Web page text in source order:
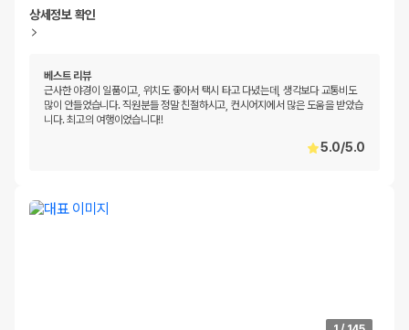
상세정보 확인
베스트 리뷰
근사한 야경이 일품이고, 위치도 좋아서 택시 타고 다녔는데, 생각보다 교통비도
많이 안들었습니다. 직원분들 정말 친절하시고, 컨시어지에서 많은 도움을 받았습
니다. 최고의 여행이었습니다!!
5.0/5.0